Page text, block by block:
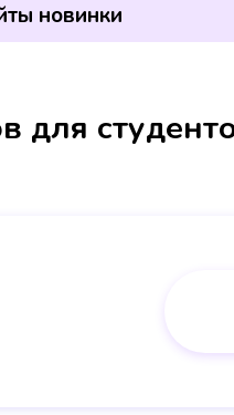
новинки
для